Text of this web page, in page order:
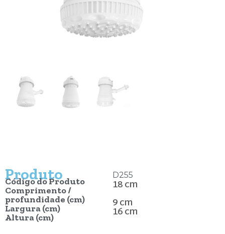
Produto
Código do Produto
D255
Comprimento /
profundidade (cm)
18 cm
Largura (cm) 9 cm
Altura (cm) 16 cm